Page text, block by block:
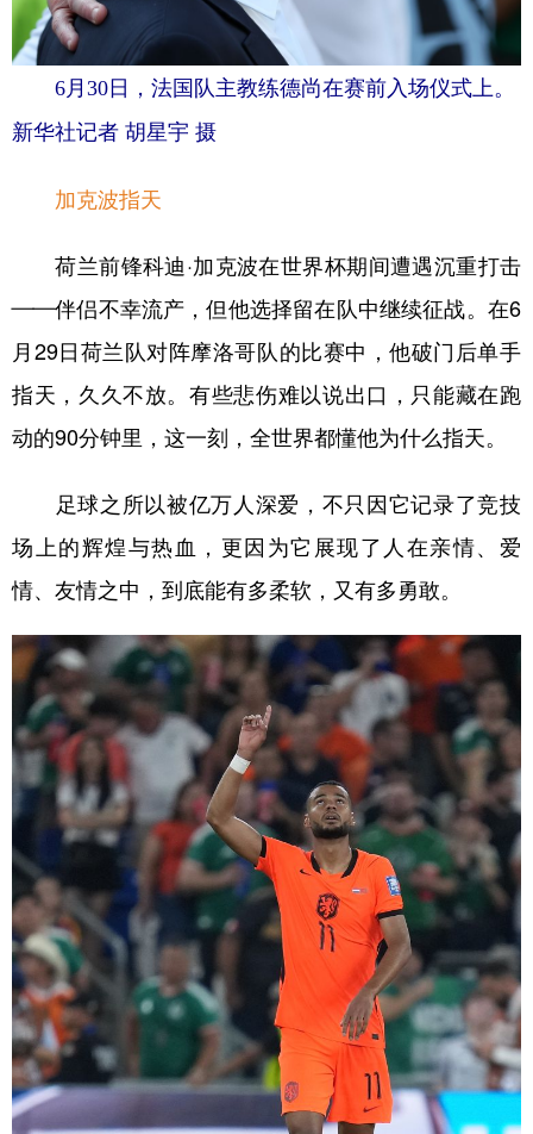
6月30日，法国队主教练德尚在赛前入场仪式上。
新华社记者 胡星宇 摄
加克波指天
荷兰前锋科迪·加克波在世界杯期间遭遇沉重打击
——伴侣不幸流产，但他选择留在队中继续征战。在6
月29日荷兰队对阵摩洛哥队的比赛中，他破门后单手
指天，久久不放。有些悲伤难以说出口，只能藏在跑
动的90分钟里，这一刻，全世界都懂他为什么指天。
足球之所以被亿万人深爱，不只因它记录了竞技
场上的辉煌与热血，更因为它展现了人在亲情、爱
情、友情之中，到底能有多柔软，又有多勇敢。